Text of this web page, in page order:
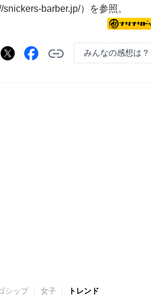
barber.jp/）を参照。
みんなの感想は？
シップ 女子 トレンド